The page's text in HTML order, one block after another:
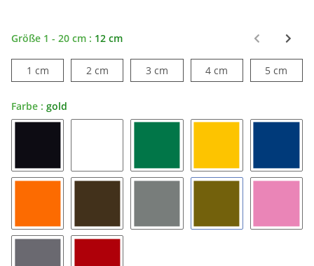
Größe 1 - 20 cm : 12 cm
1 cm1 cm 2 cm2 cm 3 cm3 cm 4 cm 5 cm
Farbe : gold
schwarz weiß grün gelb blau
orange braun